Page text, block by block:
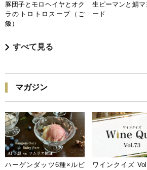
豚団子とモロヘイヤとオク
ラのトロトロスープ（ご
飯）
生ピーマンと鯖マ
ード
すべて見る
マガジン
ハーゲンダッツ6種×ルビ
ワインクイズ